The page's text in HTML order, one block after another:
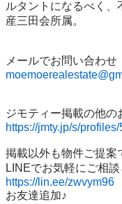
ルタントになるべく
産三田会所属。
https://jmty.jp/s/
掲載以外も物件ご提案
https://lin.ee/zwvym96
お友達追加♪